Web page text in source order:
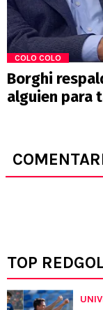
COLO COLO
Borghi
alguien para
TOP REDGOL